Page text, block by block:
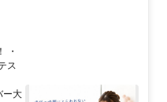
・
ス
ー大